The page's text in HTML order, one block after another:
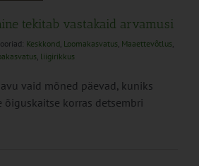
tekitab vastakaid arvamusi
Keskkond, Loomakasvatus, Maaettevõtlus,
, liigirikkus
vaid mõned päevad, kuniks
õiguskaitse korras detsembri